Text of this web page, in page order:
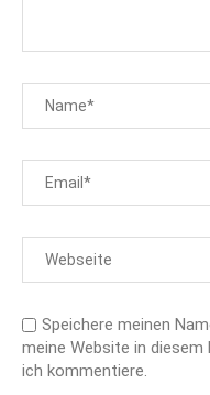
Speichere meinen
meine Website in
ich kommentiere.